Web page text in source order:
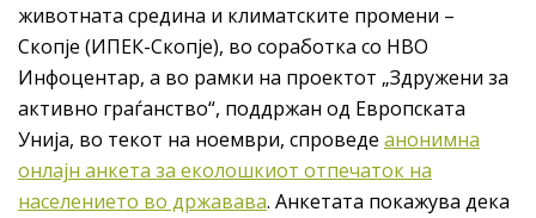
животната средина и климатските промени –
Скопје (ИПЕК-Скопје), во соработка со НВО
Инфоцентар, а во рамки на проектот „Здружени за
активно граѓанство“, поддржан од Европската
Унија, во текот на ноември, спроведе анонимна
онлајн анкета за еколошкиот отпечаток на
населението во државава. Анкетата покажува дека